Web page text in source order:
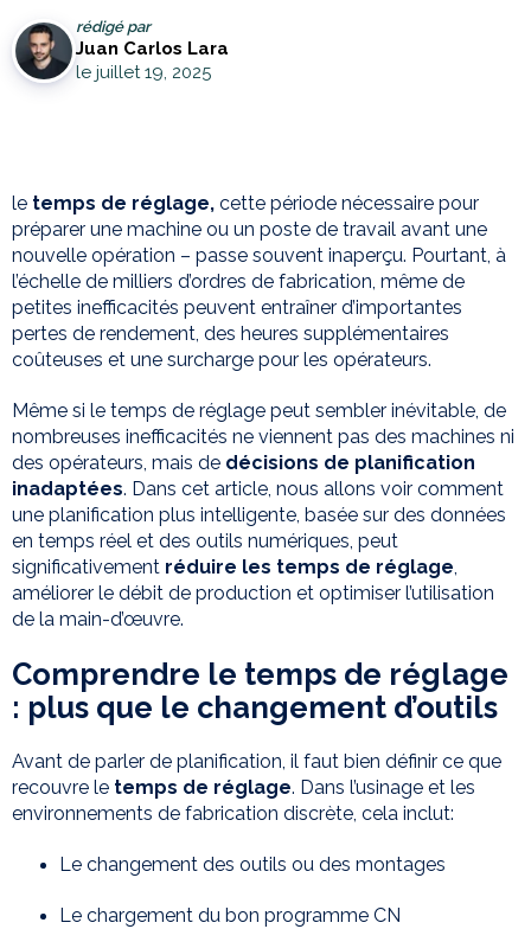
rédigé par
Juan Carlos Lara
le juillet 19, 2025
le temps de réglage, cette période nécessaire pour
préparer une machine ou un poste de travail avant une
nouvelle opération – passe souvent inaperçu. Pourtant, à
l’échelle de milliers d’ordres de fabrication, même de
petites inefficacités peuvent entraîner d’importantes
pertes de rendement, des heures supplémentaires
coûteuses et une surcharge pour les opérateurs.
Même si le temps de réglage peut sembler inévitable, de
nombreuses inefficacités ne viennent pas des machines ni
des opérateurs, mais de décisions de planification
inadaptées. Dans cet article, nous allons voir comment
une planification plus intelligente, basée sur des données
en temps réel et des outils numériques, peut
significativement réduire les temps de réglage
améliorer le débit de production et optimiser l’utilisation
de la main-d’œuvre.
Comprendre le temps de réglage
: plus que le changement d’outils
Avant de parler de planification, il faut bien définir ce que
recouvre le temps de réglage. Dans l’usinage et les
environnements de fabrication discrète, cela inclut:
Le changement des outils ou des montages
Le chargement du bon programme CN